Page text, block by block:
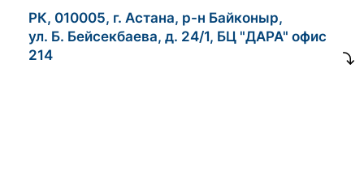
РК, 010005, г. Астана, р-н Байконыр,
ул. Б. Бейсекбаева, д. 24/1, БЦ "ДАРА" офис
214